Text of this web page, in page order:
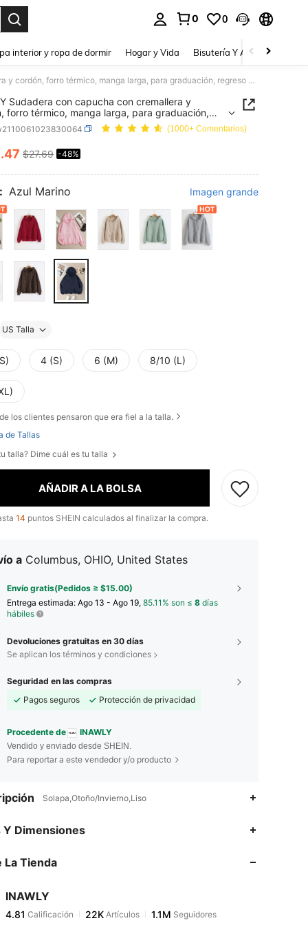
0 0
interior y ropa de dormir Hogar y Vida Bisutería Y Accesorios
INAWLY Sudadera con capucha con cremallera y cordón, forro térmico, manga larga, para graduación, regreso a la escuela, graduación, maestras, sudadera de otoño para regreso a la escuela
Sudadera con capucha con cremallera y
forro térmico, manga larga, para graduación,
a la escuela, graduación, maestras, sudadera de
regreso a la escuela
(1000+ Comentarios)
AND AVAILABILITY
.47 $27.69 -48%
Azul Marino Imagen grande
US Talla
4 (S) 6 (M) 8/10 (L)
de los clientes pensaron que era fiel a la talla.
de Tallas
talla? Dime cuál es tu talla
AÑADIR A LA BOLSA
14 puntos SHEIN calculados al finalizar la compra.
a Columbus, OHIO, United States
Envío gratis(Pedidos ≥ $15.00)
Entrega estimada: Ago 13 - Ago 19, 85.11% son ≤ 8 días
hábiles
Devoluciones gratuitas en 30 días
Se aplican los términos y condiciones
Seguridad en las compras
Pagos seguros
Protección de privacidad
Procedente de INAWLY
Vendido y enviado desde SHEIN.
Para reportar a este vendedor y/o producto
Solapa,Otoño/Invierno,Liso
Y Dimensiones
La Tienda
INAWLY
4.81
4.81
l***mpagó Hace 5 horas